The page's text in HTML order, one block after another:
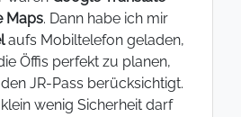
Maps. Dann habe ich mir
aufs Mobiltelefon geladen,
Öffis perfekt zu planen,
JR-Pass berücksichtigt.
wenig Sicherheit darf